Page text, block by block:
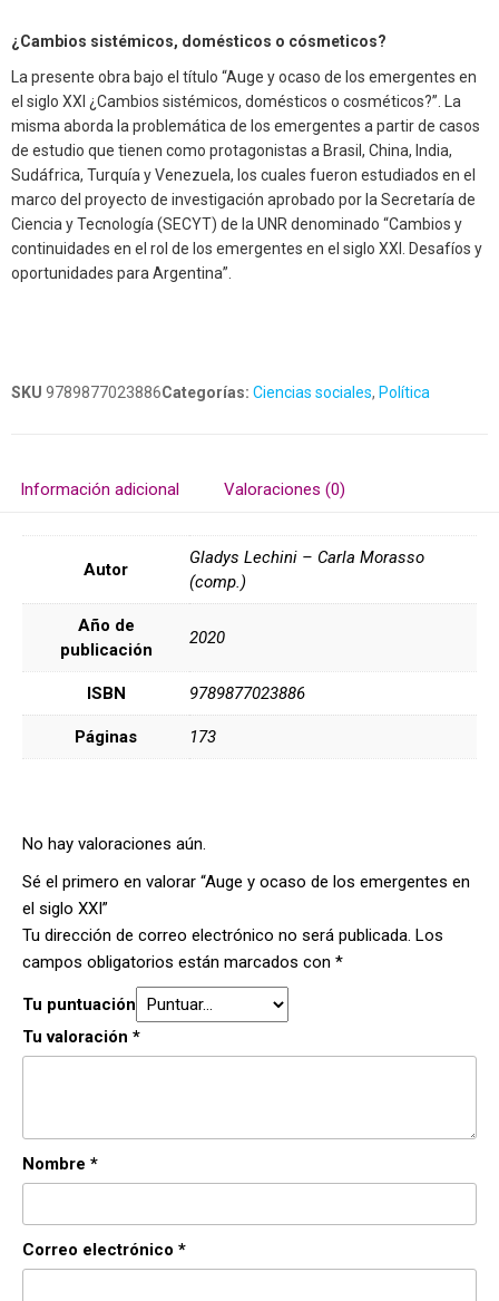
¿Cambios sistémicos, domésticos o cósmeticos?
La presente obra bajo el título “Auge y ocaso de los emergentes en
el siglo XXI ¿Cambios sistémicos, domésticos o cosméticos?”. La
misma aborda la problemática de los emergentes a partir de casos
de estudio que tienen como protagonistas a Brasil, China, India,
Sudáfrica, Turquía y Venezuela, los cuales fueron estudiados en el
marco del proyecto de investigación aprobado por la Secretaría de
Ciencia y Tecnología (SECYT) de la UNR denominado “Cambios y
continuidades en el rol de los emergentes en el siglo XXI. Desafíos y
oportunidades para Argentina”.
SKU 9789877023886Categorías: Ciencias sociales, Política
Información adicional Valoraciones (0)
Autor
Gladys Lechini – Carla Morasso
(comp.)
Año de
publicación
2020
ISBN 9789877023886
Páginas 173
No hay valoraciones aún.
Sé el primero en valorar “Auge y ocaso de los emergentes en
el siglo XXI”
Tu dirección de correo electrónico no será publicada. Los
campos obligatorios están marcados con *
Tu puntuación
Tu valoración *
Nombre *
Correo electrónico *